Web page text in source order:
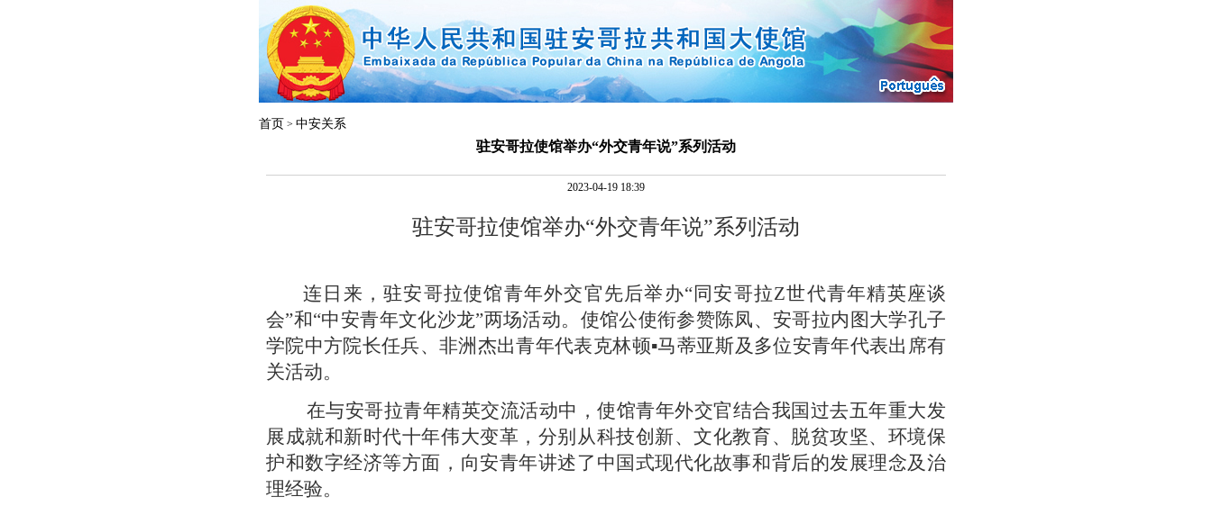
首页 > 中安关系
驻安哥拉使馆举办“外交青年说”系列活动
2023-04-19 18:39
驻安哥拉使馆举办“外交青年说”系列活动
连日来，驻安哥拉使馆青年外交官先后举办“同安哥拉Z世代青年精英座谈
会”和“中安青年文化沙龙”两场活动。使馆公使衔参赞陈凤、安哥拉内图大学孔子
学院中方院长任兵、非洲杰出青年代表克林顿▪马蒂亚斯及多位安青年代表出席有
关活动。
在与安哥拉青年精英交流活动中，使馆青年外交官结合我国过去五年重大发
展成就和新时代十年伟大变革，分别从科技创新、文化教育、脱贫攻坚、环境保
护和数字经济等方面，向安青年讲述了中国式现代化故事和背后的发展理念及治
理经验。